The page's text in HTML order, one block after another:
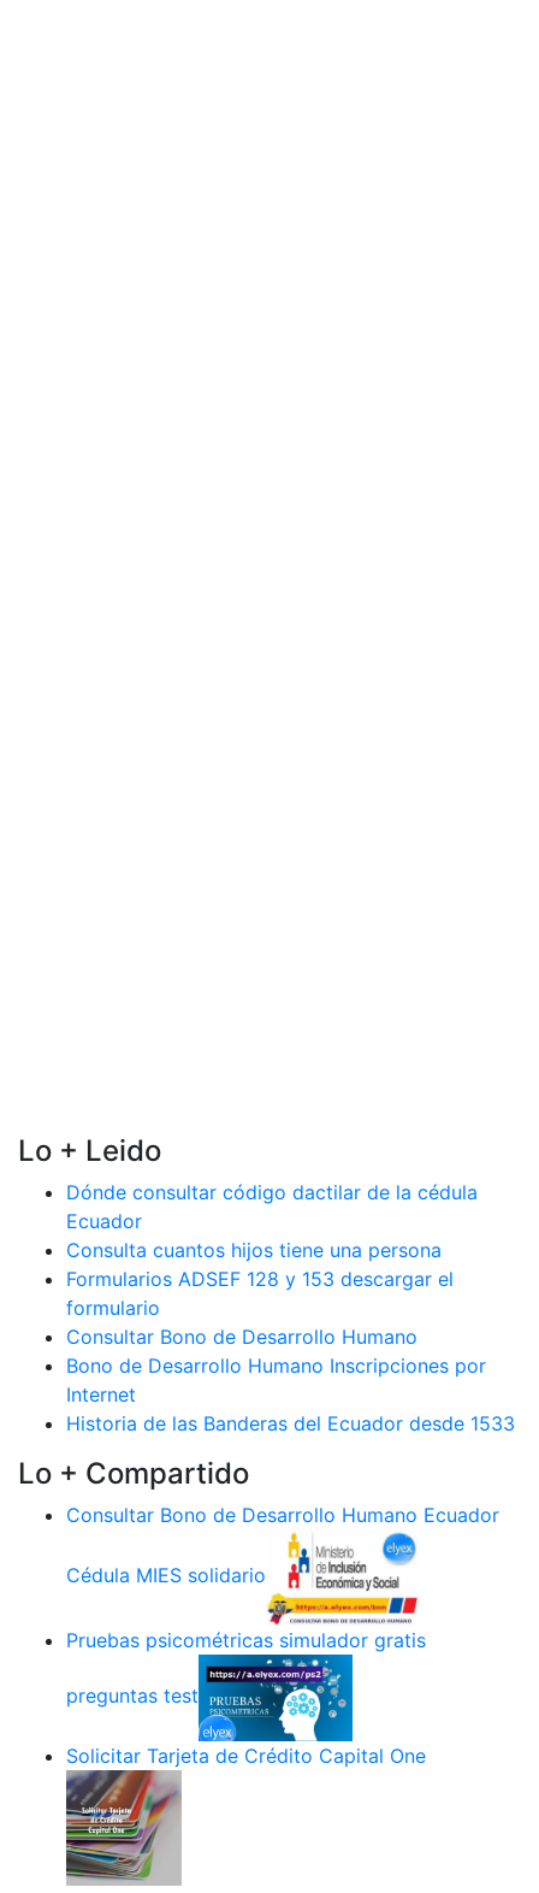
Lo + Leido
Dónde consultar código dactilar de la cédula
Ecuador
Consulta cuantos hijos tiene una persona
Formularios ADSEF 128 y 153 descargar el
formulario
Consultar Bono de Desarrollo Humano
Bono de Desarrollo Humano Inscripciones por
Internet
Historia de las Banderas del Ecuador desde 1533
Lo + Compartido
Consultar Bono de Desarrollo Humano Ecuador
Cédula MIES solidario
Pruebas psicométricas simulador gratis
preguntas test
Solicitar Tarjeta de Crédito Capital One